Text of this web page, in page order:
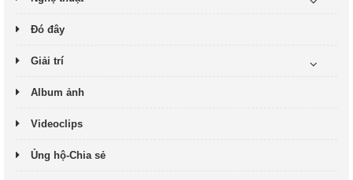
Đó đây
Giải trí
Album ảnh
Videoclips
Ủng hộ-Chia sẻ